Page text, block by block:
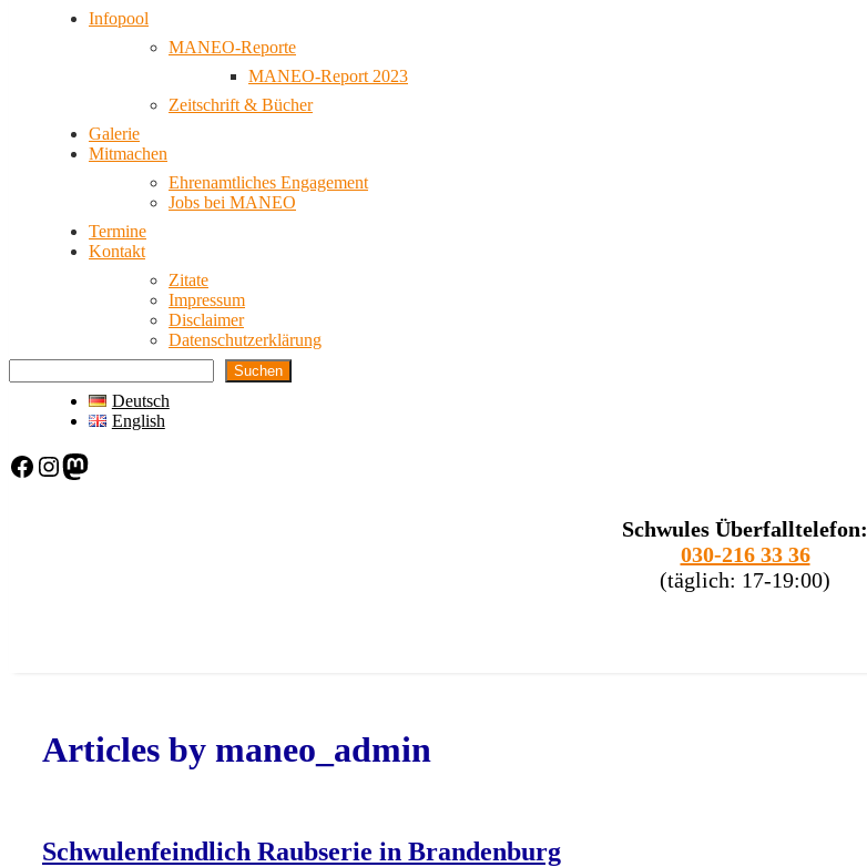
Infopool
MANEO-Reporte
MANEO-Report 2023
Zeitschrift & Bücher
Galerie
Mitmachen
Ehrenamtliches Engagement
Jobs bei MANEO
Termine
Kontakt
Zitate
Impressum
Disclaimer
Datenschutzerklärung
Suchen
Deutsch
English
Facebook Instagram Mastodon
Schwules Überfalltelefon:
030-216 33 36
(täglich: 17-19:00)
Articles by maneo_admin
Schwulenfeindlich Raubserie in Brandenburg